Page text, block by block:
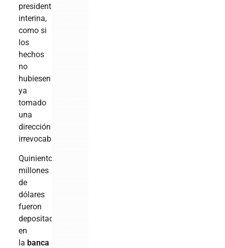
presidenta
interina,
como si
los
hechos
no
hubiesen
ya
tomado
una
dirección
irrevocable?
Quinientos
millones
de
dólares
fueron
depositados
en
labanca